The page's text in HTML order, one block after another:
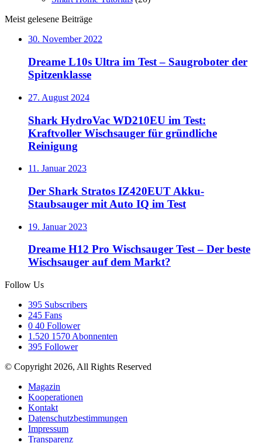
Meist gelesene Beiträge
30. November 2022
Dreame L10s Ultra im Test – Saugroboter der
Spitzenklasse
27. August 2024
Shark HydroVac WD210EU im Test:
Kraftvoller Wischsauger für gründliche
Reinigung
11. Januar 2023
Der Shark Stratos IZ420EUT Akku-
Staubsauger mit Auto IQ im Test
19. Januar 2023
Dreame H12 Pro Wischsauger Test – Der beste
Wischsauger auf dem Markt?
Follow Us
395 Subscribers
245 Fans
0 40 Follower
1.520 1570 Abonnenten
395 Follower
© Copyright 2026, All Rights Reserved
Magazin
Kooperationen
Kontakt
Datenschutzbestimmungen
Impressum
Transparenz